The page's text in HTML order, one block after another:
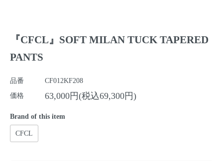
『CFCL』SOFT MILAN TUCK TAPERED
PANTS
品番
CF012KF208
価格
63,000円(税込69,300円)
Brand of this item
CFCL